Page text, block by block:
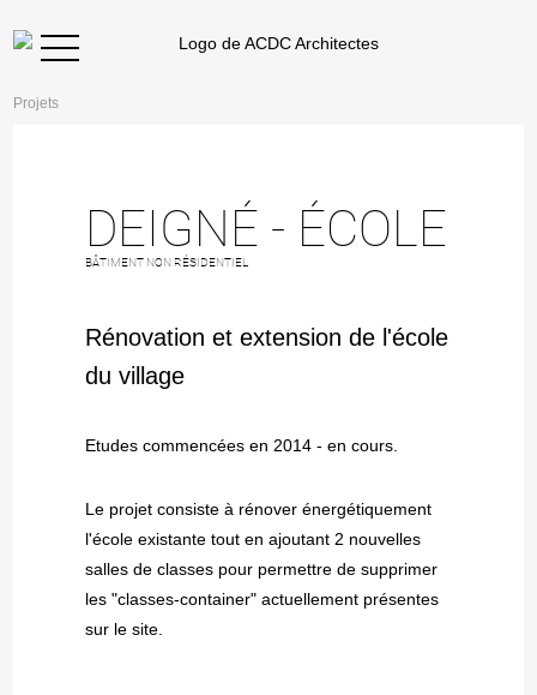
Projets
DEIGNÉ - ÉCOLE
BÂTIMENT NON RÉSIDENTIEL
Rénovation et extension de l'école
du village
Etudes commencées en 2014 - en cours.
Le projet consiste à rénover énergétiquement
l'école existante tout en ajoutant 2 nouvelles
salles de classes pour permettre de supprimer
les "classes-container" actuellement présentes
sur le site.